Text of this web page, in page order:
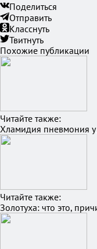
Поделиться
Отправить
Класснуть
Твитнуть
Похожие публикации
Читайте также:
Хламидия пневмония у
Читайте также:
Золотуха: что это,